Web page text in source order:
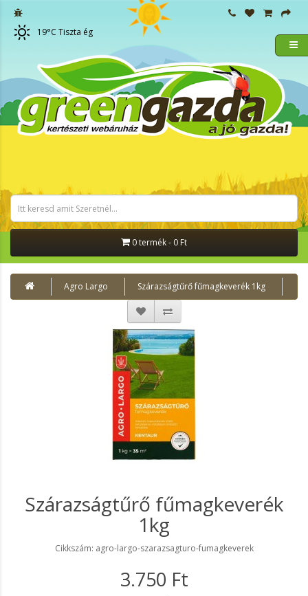
19°C Tiszta ég
0 termék - 0 Ft
Agro Largo Szárazságtűrő fűmagkeverék 1kg
Szárazságtűrő fűmagkeverék
1kg
Cikkszám: agro-largo-szarazsagturo-fumagkeverek
3.750 Ft